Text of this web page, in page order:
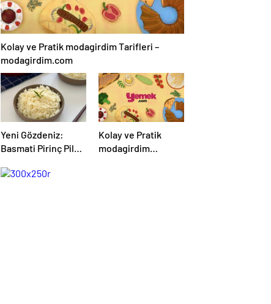
Kolay ve Pratik modagirdim Tarifleri –
modagirdim.com
Yeni Gözdeniz:
Basmati Pirinç Pilavı
Kolay ve Pratik
modagirdim